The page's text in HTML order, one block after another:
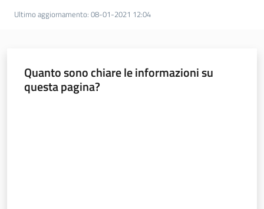
Ultimo aggiornamento: 08-01-2021 12:04
Quanto sono chiare le informazioni su
questa pagina?